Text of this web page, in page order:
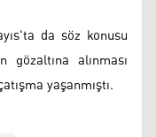
da söz konusu
alınması
yaşanmıştı.